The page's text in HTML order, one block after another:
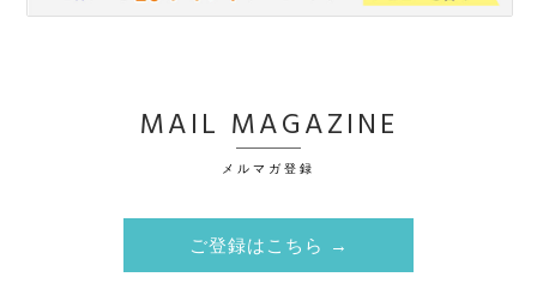
MAIL MAGAZINE
メルマガ登録
ご登録はこちら →